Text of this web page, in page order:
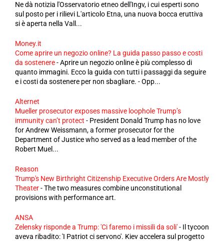
Ne dà notizia l'Osservatorio etneo dell'Ingv, i cui esperti sono
sul posto per i rilievi L'articolo Etna, una nuova bocca eruttiva
si è aperta nella Vall...
Money.it
Come aprire un negozio online? La guida passo passo e costi
da sostenere-Aprire un negozio online è più complesso di
quanto immagini. Ecco la guida con tutti i passaggi da seguire
e i costi da sostenere per non sbagliare. - Opp...
Alternet
Mueller prosecutor exposes massive loophole Trump’s
immunity can’t protect - President Donald Trump has no love
for Andrew Weissmann, a former prosecutor for the
Department of Justice who served as a lead member of the
Robert Muel...
Reason
Trump's New Birthright Citizenship Executive Orders Are Mostly
Theater-The two measures combine unconstitutional
provisions with performance art.
ANSA
Zelensky risponde a Trump: 'Ci faremo i missili da soli'- Il tycoon
aveva ribadito: 'I Patriot ci servono'. Kiev accelera sul progetto